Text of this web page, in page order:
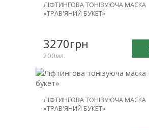
ЛІФТИНГОВА ТОНІЗУЮЧА МАСКА
«ТРАВ'ЯНИЙ БУКЕТ»
3270грн
200мл.
ЛІФТИНГОВА ТОНІЗУЮЧА МАСКА
«ТРАВ'ЯНИЙ БУКЕТ»